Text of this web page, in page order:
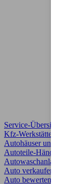
Service-Übersicht
Kfz-Werkstätten
Autohäuser und
Autoteile-Händler
Auto verkaufen
Auto bewerten